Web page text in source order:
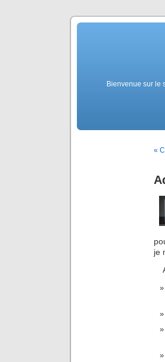
Bienvenue sur le
«
je